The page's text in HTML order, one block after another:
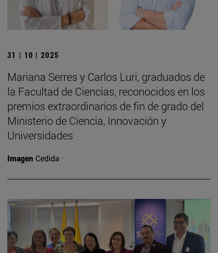
31 | 10 | 2025
Mariana Serres y Carlos Luri, graduados de
la Facultad de Ciencias, reconocidos en los
premios extraordinarios de fin de grado del
Ministerio de Ciencia, Innovación y
Universidades
Imagen Cedida ·